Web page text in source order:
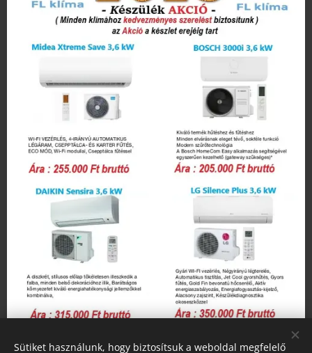
Sütiket használunk, hogy biztosítsuk a weboldal megfelelő